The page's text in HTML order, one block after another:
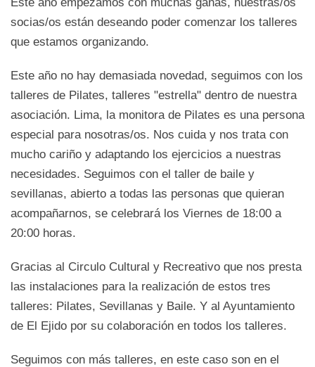
socias/os están deseando poder comenzar los talleres
que estamos organizando.
Este año no hay demasiada novedad, seguimos con los
talleres de Pilates, talleres "estrella" dentro de nuestra
asociación. Lima, la monitora de Pilates es una persona
especial para nosotras/os. Nos cuida y nos trata con
mucho cariño y adaptando los ejercicios a nuestras
necesidades. Seguimos con el taller de baile y
sevillanas, abierto a todas las personas que quieran
acompañarnos, se celebrará los Viernes de 18:00 a
20:00 horas.
Gracias al Circulo Cultural y Recreativo que nos presta
las instalaciones para la realización de estos tres
talleres: Pilates, Sevillanas y Baile. Y al Ayuntamiento
de El Ejido por su colaboración en todos los talleres.
Seguimos con más talleres, en este caso son en el